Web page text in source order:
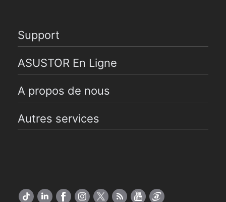
Support
ASUSTOR En Ligne
A propos de nous
Autres services